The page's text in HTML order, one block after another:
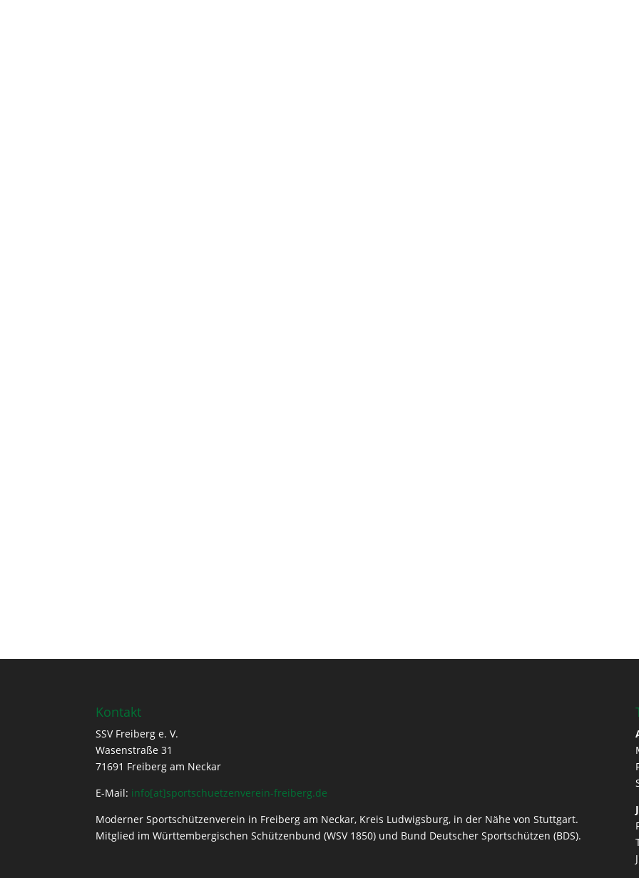
Kontakt
SSV Freiberg e. V.
Wasenstraße 31
71691 Freiberg am Neckar
E-Mail: info[at]sportschuetzenverein-freiberg.de
Moderner Sportschützenverein in Freiberg am Neckar, Kreis Ludwigsburg, in der Nähe von Stuttgart.
Mitglied im Württembergischen Schützenbund (WSV 1850) und Bund Deutscher Sportschützen (BDS).